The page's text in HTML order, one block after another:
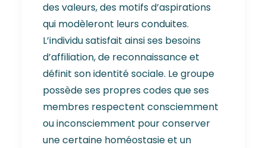
des valeurs, des motifs d’aspirations
qui modèleront leurs conduites.
L’individu satisfait ainsi ses besoins
d’affiliation, de reconnaissance et
définit son identité sociale. Le groupe
possède ses propres codes que ses
membres respectent consciemment
ou inconsciemment pour conserver
une certaine homéostasie et un